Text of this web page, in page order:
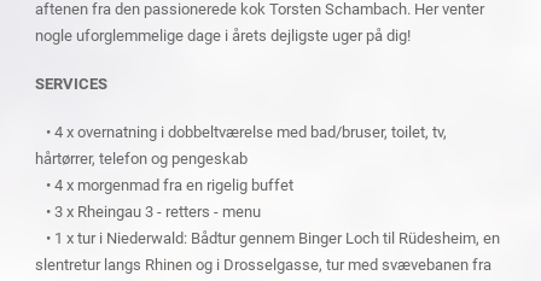
aftenen fra den passionerede kok Torsten Schambach. Her venter
nogle uforglemmelige dage i årets dejligste uger på dig!
SERVICES
• 4 x overnatning i dobbeltværelse med bad/bruser, toilet, tv,
hårtørrer, telefon og pengeskab
• 4 x morgenmad fra en rigelig buffet
• 3 x Rheingau 3 - retters - menu
• 1 x tur i Niederwald: Bådtur gennem Binger Loch til Rüdesheim, en
slentretur langs Rhinen og i Drosselgasse, tur med svævebanen fra